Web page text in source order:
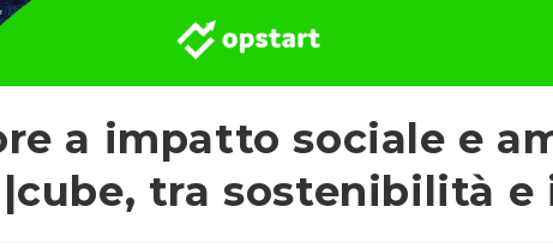
a impatto sociale e
tra sostenibilità e